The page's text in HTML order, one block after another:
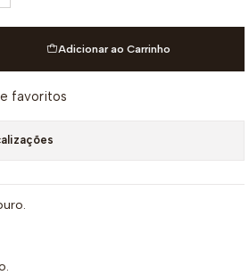
Adicionar ao Carrinho
favoritos